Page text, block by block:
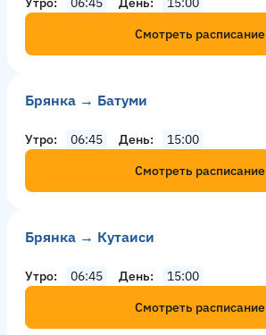
Смотреть расписание
Брянка → Батуми
Утро 06:45 День
15:00
Смотреть расписание
Брянка → Кутаиси
Утро 06:45 День
15:00
Смотреть расписание